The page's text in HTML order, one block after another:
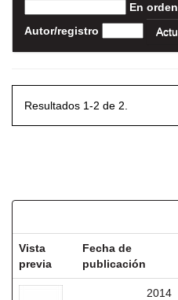
En orden
Autor/registro
Resultados 1-2 de 2.
Vista
previa
Fecha de
publicación
2014